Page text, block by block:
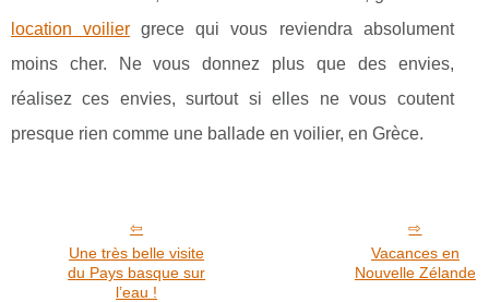
location voilier grece qui vous reviendra absolument
moins cher. Ne vous donnez plus que des envies,
réalisez ces envies, surtout si elles ne vous coutent
presque rien comme une ballade en voilier, en Grèce.
Une très belle visite
du Pays basque sur
l’eau !
Vacances en
Nouvelle Zélande